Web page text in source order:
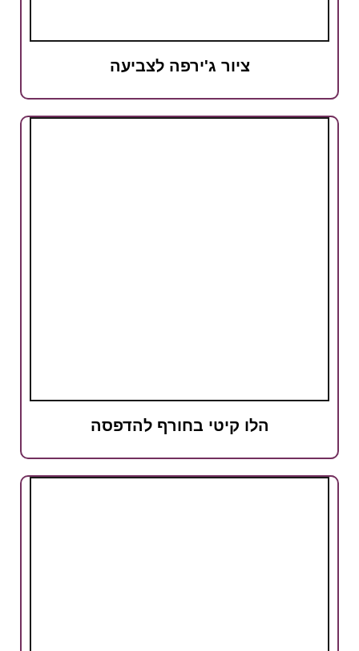
ציור ג'ירפה לצביעה
הלו קיטי בחורף להדפסה